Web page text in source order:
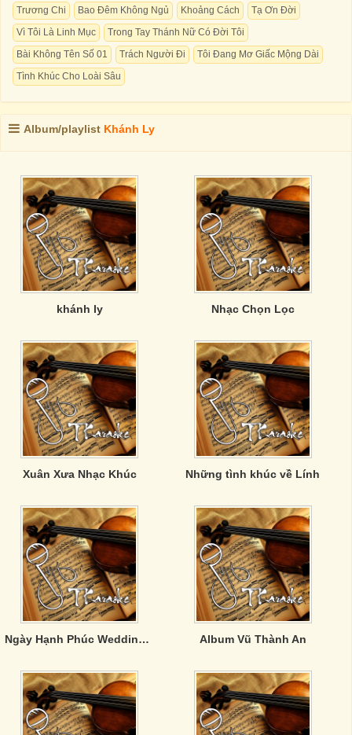
Trương Chi
Bao Đêm Không Ngủ Khoảng Cách
Tạ Ơn Đời
Vì Tôi Là Linh Mục
Trong Tay Thánh Nữ Có Đời Tôi
Bài Không Tên Số 01
Trách Người Đi
Tôi Đang Mơ Giấc Mộng Dài
Tình Khúc Cho Loài Sâu
Album/playlist Khánh Ly
khánh ly Nhạc Chọn Lọc
Xuân Xưa Nhạc Khúc Những tình khúc về Lính
Ngày Hạnh Phúc Wedding Day Album Vũ Thành An